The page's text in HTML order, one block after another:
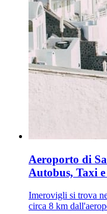
Aeroporto di
Autobus, Taxi
Imerovigli si trova
circa 8 km